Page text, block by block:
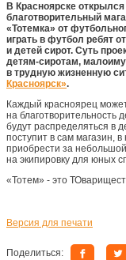
В Красноярске
благотворительный
«Тотемка» от
играть в футбол ребят
и детей сирот. Суть
детям-сиротам,
в трудную жизненную
Красноярск».
Каждый красноярец
на благотворительность
будут распределяться в
поступит в сам магазин,
приобрести за
на экипировку для юных
«Тотем» - это
Версия для печати
Поделиться: